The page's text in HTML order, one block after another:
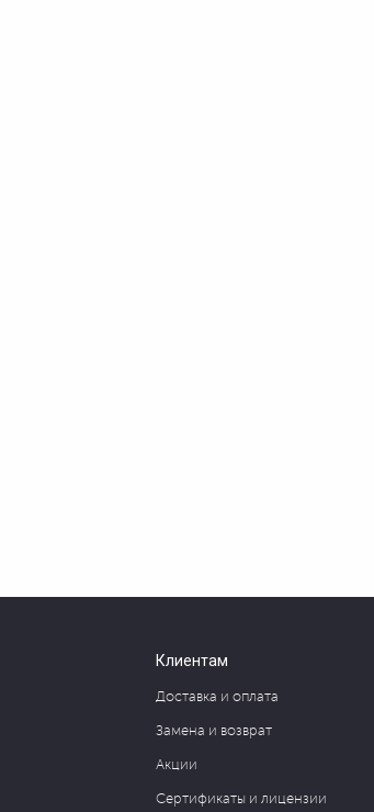
Клиентам
Доставка и оплата
Замена и возврат
Акции
Сертификаты и лицензии